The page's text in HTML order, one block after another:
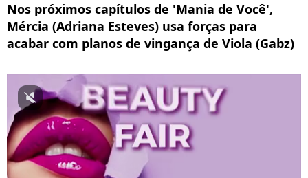
Nos próximos capítulos de 'Mania de Você',
Mércia (Adriana Esteves) usa forças para
acabar com planos de vingança de Viola (Gabz)